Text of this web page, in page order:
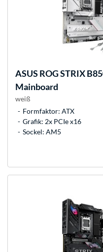
ASUS ROG STRIX
Mainboard
weiß
Formfaktor: ATX
Grafik: 2x PCIe x16
Sockel: AM5